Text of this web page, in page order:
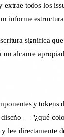
extrae todos los
informe
significa
un alcance
y tokens
diseño — "¿qué
lee directamente